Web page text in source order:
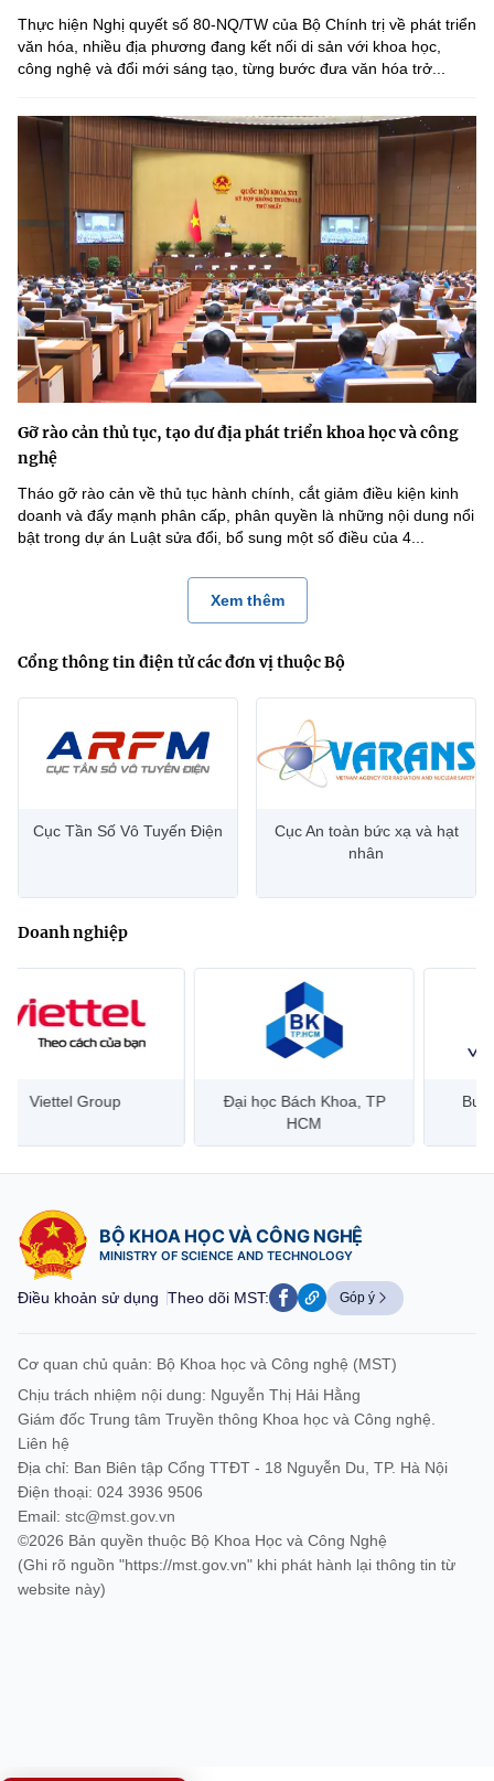
Thực hiện Nghị quyết số 80-NQ/TW của Bộ Chính trị về phát triển
văn hóa, nhiều địa phương đang kết nối di sản với khoa học,
công nghệ và đổi mới sáng tạo, từng bước đưa văn hóa trở...
Gỡ rào cản thủ tục, tạo dư địa phát triển khoa học và công
nghệ
Tháo gỡ rào cản về thủ tục hành chính, cắt giảm điều kiện kinh
doanh và đẩy mạnh phân cấp, phân quyền là những nội dung nổi
bật trong dự án Luật sửa đổi, bổ sung một số điều của 4...
Xem thêm
Cổng thông tin điện tử các đơn vị thuộc Bộ
Cục Tần Số Vô Tuyến Điện
Cục An toàn bức xạ và hạt
nhân
Doanh nghiệp
Đại học Bách Khoa, TP
Bưu điện Việt Nam –
Vietnam Post
BỘ KHOA HỌC VÀ CÔNG NGHỆ
MINISTRY OF SCIENCE AND TECHNOLOGY
Điều khoản sử dụng Theo dõi MST: Góp ý
Cơ quan chủ quản: Bộ Khoa học và Công nghệ (MST)
Chịu trách nhiệm nội dung: Nguyễn Thị Hải Hằng
Giám đốc Trung tâm Truyền thông Khoa học và Công nghệ.
Liên hệ
Địa chỉ: Ban Biên tập Cổng TTĐT - 18 Nguyễn Du, TP. Hà Nội
Điện thoại: 024 3936 9506
Email: stc@mst.gov.vn
©2026 Bản quyền thuộc Bộ Khoa Học và Công Nghệ
(Ghi rõ nguồn "https://mst.gov.vn" khi phát hành lại thông tin từ
website này)